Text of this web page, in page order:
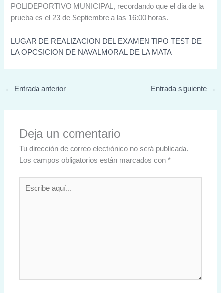
POLIDEPORTIVO MUNICIPAL, recordando que el dia de la
prueba es el 23 de Septiembre a las 16:00 horas.
LUGAR DE REALIZACION DEL EXAMEN TIPO TEST DE
LA OPOSICION DE NAVALMORAL DE LA MATA
← Entrada anterior Entrada siguiente →
Deja un comentario
Tu dirección de correo electrónico no será publicada.
Los campos obligatorios están marcados con*
aquí...